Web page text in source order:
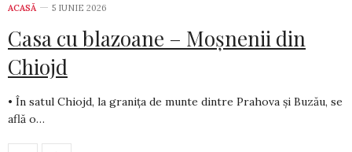
ACASĂ 5 IUNIE 2026
Casa cu blazoane – Moșnenii din
Chiojd
• În satul Chiojd, la granița de munte dintre Prahova și Buzău, se
află o…